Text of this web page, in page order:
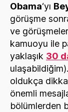
Obama‘yı
görüşme
ve
kamuoyu ile
yaklaşık 30
oldukça
önemli
bölümlerden